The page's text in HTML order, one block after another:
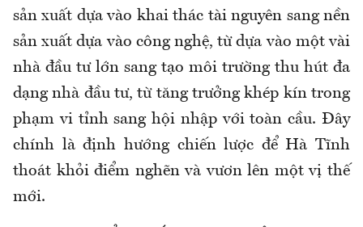
sản xuất dựa vào khai thác tài nguyên sang nền
sản xuất dựa vào công nghệ, từ dựa vào một vài
nhà đầu tư lớn sang tạo môi trường thu hút đa
dạng nhà đầu tư, từ tăng trưởng khép kín trong
phạm vi tỉnh sang hội nhập với toàn cầu. Đây
chính là định hướng chiến lược để Hà Tĩnh
thoát khỏi điểm nghẽn và vươn lên một vị thế
mới.